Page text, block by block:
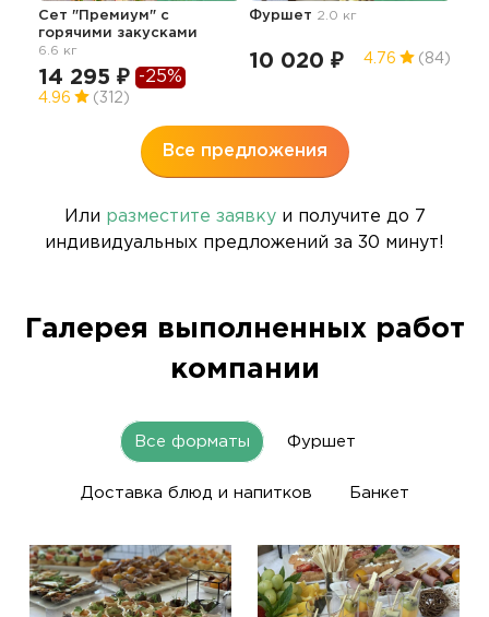
Сет "Премиум" с
горячими закусками
6.6 кг
14 295 ₽ -25%
4.96 (312)
Фуршет 2.0 кг
10 020 ₽ 4.76 (84)
Все предложения
Или разместите заявкуи получите до 7
индивидуальных предложений за 30 минут!
Галерея выполненных работ
компании
Все форматы Фуршет
Доставка блюд и напитков Банкет